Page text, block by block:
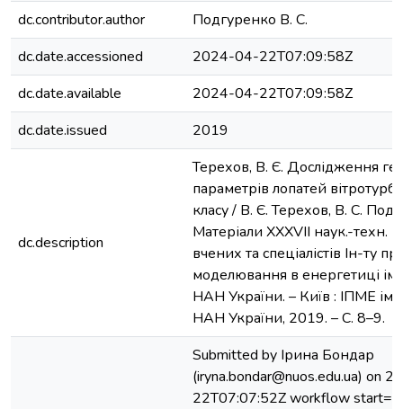
dc.contributor.author
Подгуренко В. С.
dc.date.accessioned
2024-04-22T07:09:58Z
dc.date.available
2024-04-22T07:09:58Z
dc.date.issued
2019
dc.description
Терехов, В. Є. Дослідження
параметрів лопатей
класу / В. Є. Терехов, В. С.
Матеріали XXXVII наук.-техн.
вчених та спеціалістів Ін-ту
моделювання в енергетиці
НАН України. – Київ : ІПМЕ ім.
НАН України, 2019. – С. 8–9.
Submitted by Ірина Бондар
(iryna.bondar@nuos.edu.ua) on
22T07:07:52Z workflow